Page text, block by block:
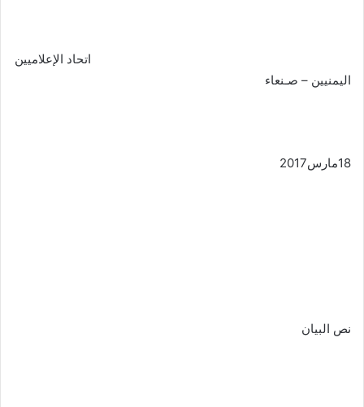
اتحاد الإعلاميين
اليمنيين – صـنعاء
18مارس2017
نص البيان